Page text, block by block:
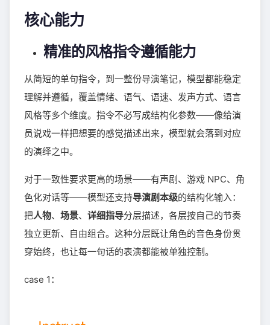
核心能力
精准的风格指令遵循能力
从简短的单句指令，到一整份导演笔记，模型都能稳定
理解并遵循，覆盖情绪、语气、语速、发声方式、语言
风格等多个维度。指令不必写成结构化参数——像给演
员说戏一样把想要的感觉描述出来，模型就会落到对应
的演绎之中。
对于一致性要求更高的场景——有声剧、游戏 NPC、角
色化对话等——模型还支持导演剧本级的结构化输入：
把人物、 场景、 详细指导分层描述，各层按自己的节奏
独立更新、自由组合。这种分层既让角色的音色身份贯
穿始终，也让每一句话的表演都能被单独控制。
case 1：